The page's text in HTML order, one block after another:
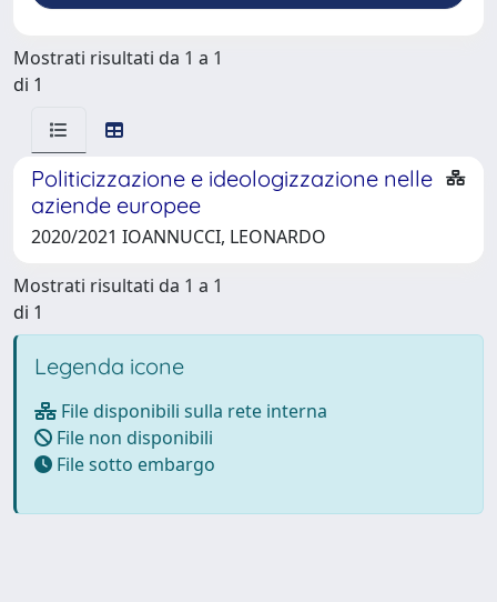
Mostrati risultati da 1 a 1
di 1
Politicizzazione e ideologizzazione nelle
aziende europee
2020/2021 IOANNUCCI, LEONARDO
Mostrati risultati da 1 a 1
di 1
Legenda icone
File disponibili sulla rete interna
File non disponibili
File sotto embargo